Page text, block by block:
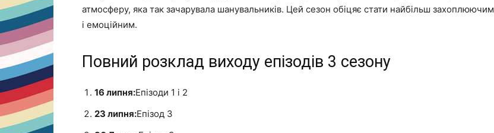
атмосферу, яка так зачарувала шанувальників. Цей сезон обіцяє стати найбільш захоплюючим
і емоційним.
Повний розклад виходу епізодів 3 сезону
16 липня:Епізоди 1 і 2
23 липня:Епізод 3